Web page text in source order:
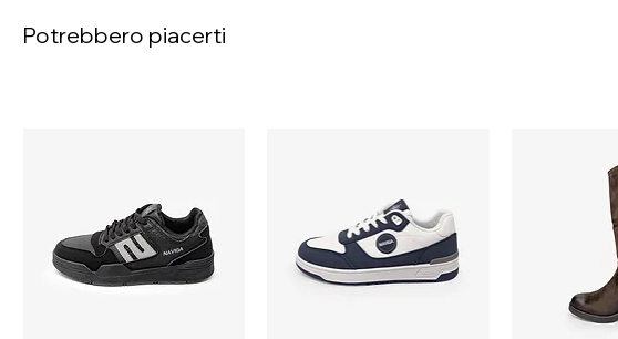
Potrebbero piacerti